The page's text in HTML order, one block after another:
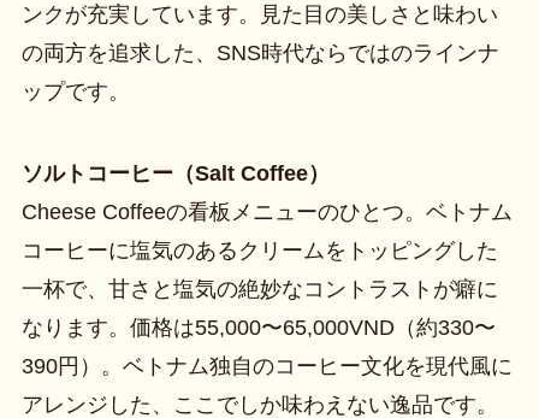
ンクが充実しています。見た目の美しさと味わい
の両方を追求した、SNS時代ならではのラインナ
ップです。
ソルトコーヒー（Salt Coffee）
Cheese Coffeeの看板メニューのひとつ。ベトナム
コーヒーに塩気のあるクリームをトッピングした
一杯で、甘さと塩気の絶妙なコントラストが癖に
なります。価格は55,000〜65,000VND（約330〜
390円）。ベトナム独自のコーヒー文化を現代風に
アレンジした、ここでしか味わえない逸品です。